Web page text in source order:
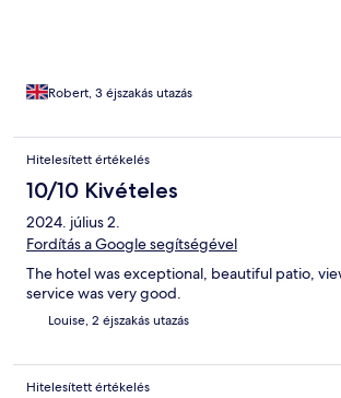
Robert, 3 éjszakás utazás
Hitelesített értékelés
10/10 Kivételes
2024. július 2.
Fordítás a Google segítségével
The hotel was exceptional, beautiful patio,
service was very good.
Louise, 2 éjszakás utazás
Hitelesített értékelés